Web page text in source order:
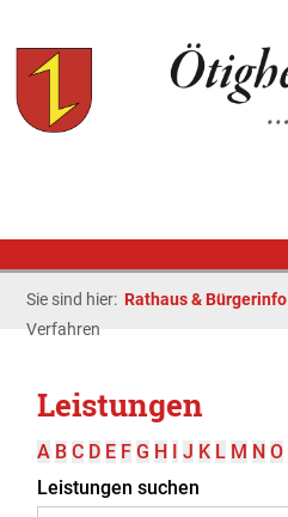
Sie sind hier: Rathaus & Bürgerinfo
Verfahren
Leistungen
A B C D E F G H I J K L M N O
Leistungen suchen